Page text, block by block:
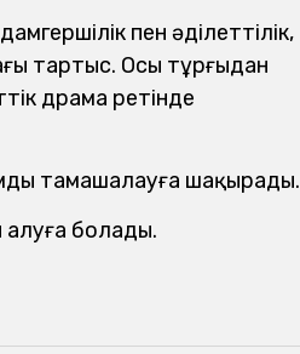
пен әділеттілік,
тартыс. Осы тұрғыдан
драма ретінде
тамашалауға шақырады.
болады.